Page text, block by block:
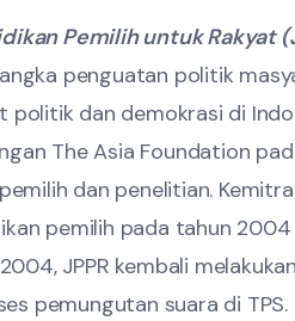
Pemilih untuk Rakyat
penguatan politik
politik dan demokrasi di
The Asia Foundation
dan penelitian.
pemilih pada tahun
JPPR kembali
pemungutan suara di